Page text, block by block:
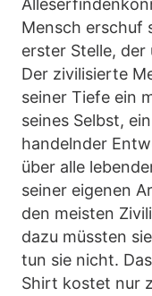
Mensch erschuf
erster Stelle, der
Der zivilisierte
seiner Tiefe ein
seines Selbst,
handelnder
über alle
seiner eigenen
den meisten
dazu müssten
tun sie nicht.
Shirt kostet nur